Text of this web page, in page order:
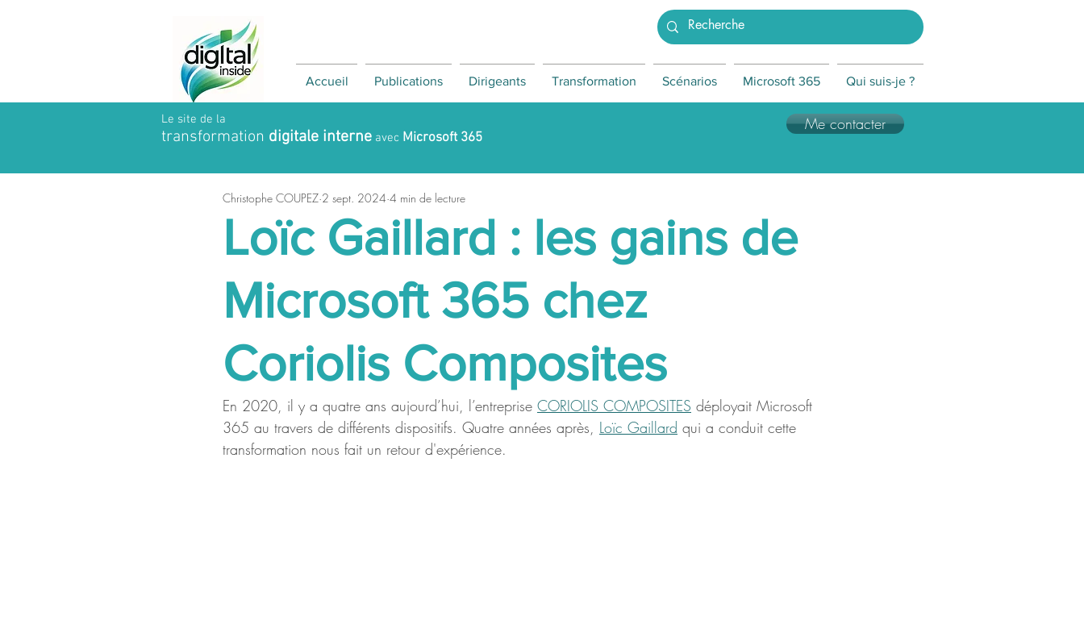
Accueil Publications Dirigeants Transformation Scénarios Microsoft 365 Qui suis-je ?
Le site de la
transformation digitale interne avec Microsoft 365
Me contacter
Loïc Gaillard : les gains de
Microsoft 365 chez
Coriolis Composites
Christophe COUPEZ 2 sept. 2024 4 min de lecture
En 2020, il y a quatre ans aujourd’hui, l’entreprise CORIOLIS COMPOSITES déployait Microsoft
365 au travers de différents dispositifs. Quatre années après, Loïc Gaillard qui a conduit cette
transformation nous fait un retour d'expérience.